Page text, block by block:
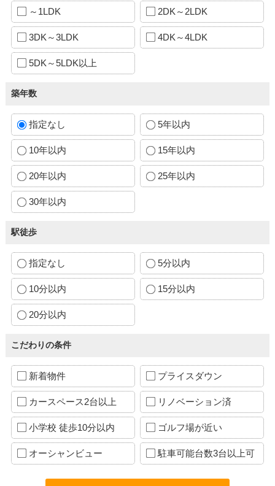
～1LDK 2DK～2LDK
3DK～3LDK 4DK～4LDK
5DK～5LDK以上
築年数
指定なし 5年以内
10年以内 15年以内
20年以内 25年以内
30年以内
駅徒歩
指定なし 5分以内
10分以内 15分以内
20分以内
こだわりの条件
新着物件 プライスダウン
カースペース2台以上 リノベーション済
小学校 徒歩10分以内 ゴルフ場が近い
オーシャンビュー 駐車可能台数3台以上可